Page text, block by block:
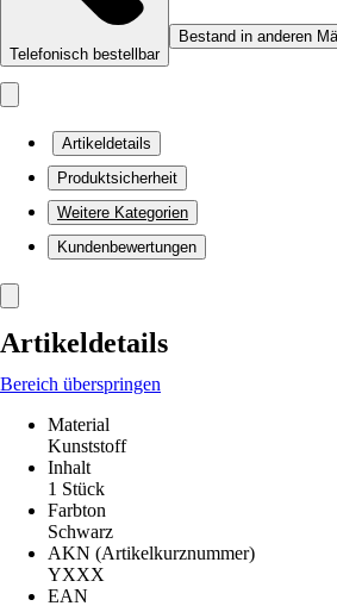
Telefonisch bestellbar
Bestand in anderen
Artikeldetails
Produktsicherheit
Weitere Kategorien
Kundenbewertungen
Artikeldetails
Bereich überspringen
Material
Kunststoff
Inhalt
1 Stück
Farbton
Schwarz
AKN (Artikelkurznummer)
YXXX
EAN